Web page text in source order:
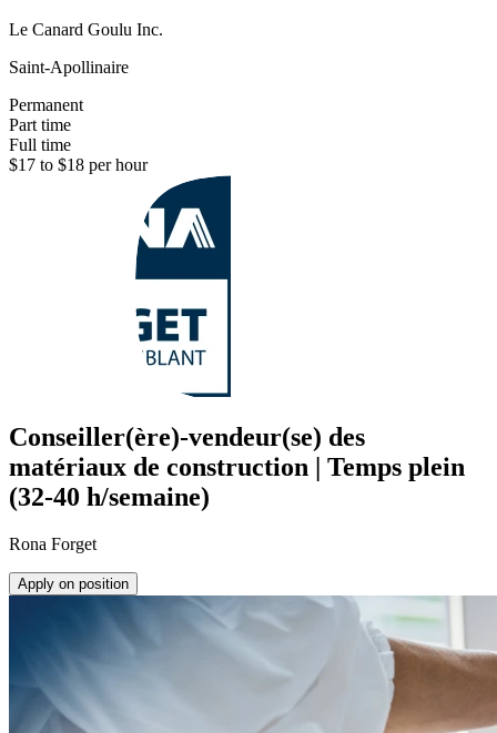
Le Canard Goulu Inc.
Saint-Apollinaire
Permanent
Part time
Full time
$17 to $18 per hour
Conseiller(ère)-vendeur(se) des
matériaux de construction | Temps plein
(32-40 h/semaine)
Rona Forget
Apply on position